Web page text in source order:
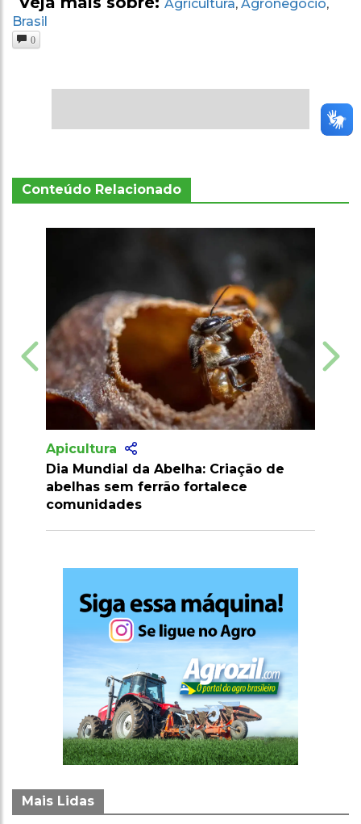
Agricultura, Agronegócio,
Brasil
0
Conteúdo Relacionado
de
Apicultura
Agricultores do Piauí podem
renegociar dívidas rurais com
descontos de até 90%
Mais Lidas